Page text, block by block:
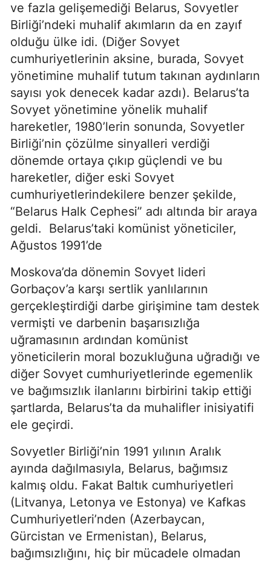
ve fazla gelişemediği Belarus, Sovyetler
Birliği’ndeki muhalif akımların da en zayıf
olduğu ülke idi. (Diğer Sovyet
cumhuriyetlerinin aksine, burada, Sovyet
yönetimine muhalif tutum takınan aydınların
sayısı yok denecek kadar azdı). Belarus’ta
Sovyet yönetimine yönelik muhalif
hareketler, 1980’lerin sonunda, Sovyetler
Birliği’nin çözülme sinyalleri verdiği
dönemde ortaya çıkıp güçlendi ve bu
hareketler, diğer eski Sovyet
cumhuriyetlerindekilere benzer şekilde,
“Belarus Halk Cephesi” adı altında bir araya
geldi. Belarus’taki komünist yöneticiler,
Ağustos 1991’de
Moskova’da dönemin Sovyet lideri
Gorbaçov’a karşı sertlik yanlılarının
gerçekleştirdiği darbe girişimine tam destek
vermişti ve darbenin başarısızlığa
uğramasının ardından komünist
yöneticilerin moral bozukluğuna uğradığı ve
diğer Sovyet cumhuriyetlerinde egemenlik
ve bağımsızlık ilanlarını birbirini takip ettiği
şartlarda, Belarus’ta da muhalifler inisiyatifi
ele geçirdi.
Sovyetler Birliği’nin 1991 yılının Aralık
ayında dağılmasıyla, Belarus, bağımsız
kalmış oldu. Fakat Baltık cumhuriyetleri
(Litvanya, Letonya ve Estonya) ve Kafkas
Cumhuriyetleri’nden (Azerbaycan,
Gürcistan ve Ermenistan), Belarus,
bağımsızlığını, hiç bir mücadele olmadan